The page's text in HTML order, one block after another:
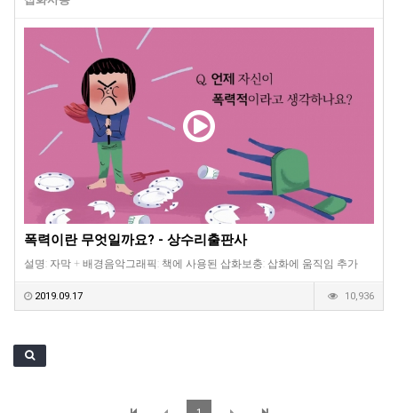
폭력이란 무엇일까요? - 상수리출판사
설명: 자막 + 배경음악그래픽: 책에 사용된 삽화보충: 삽화에 움직임 추가
2019.09.17 10,936